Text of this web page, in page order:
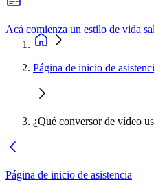
Página de inicio de
¿Qué conversor de vídeo
Página de inicio de asistencia